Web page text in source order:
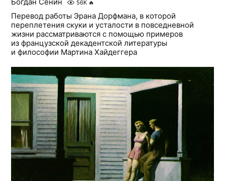
56K 🔥
Перевод работы Эрана Дорфмана, в которой
переплетения скуки и усталости в повседневной
жизни рассматриваются с помощью примеров
из французской декадентской литературы
и философии Мартина Хайдеггера